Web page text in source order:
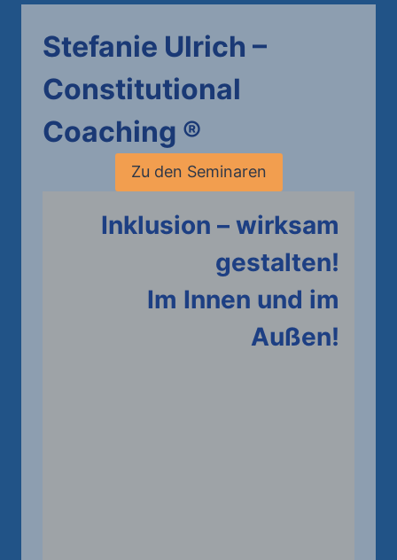
Stefanie Ulrich –
Constitutional
Coaching ®
Zu den Seminaren
Inklusion – wirksam
gestalten!
Im Innen und im
Außen!